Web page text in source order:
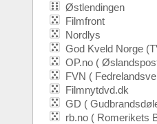
Østlendingen
Filmfront
Nordlys
God Kveld Norge
OP.no (
FVN (
Filmnytdvd.dk
GD (
rb.no ( Romerikets